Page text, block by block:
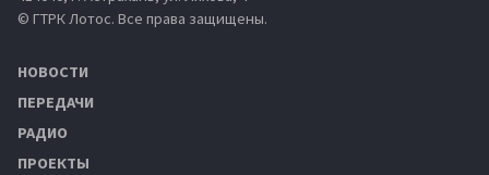
© ГТРК Лотос. Все права защищены.
НОВОСТИ
ПЕРЕДАЧИ
РАДИО
ПРОЕКТЫ